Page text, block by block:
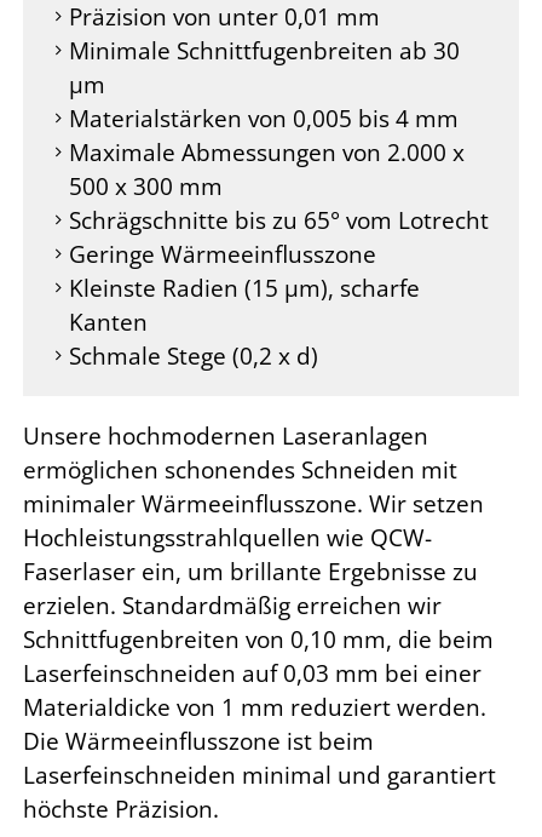
Präzision von unter 0,01 mm
Minimale Schnittfugenbreiten ab 30
µm
Materialstärken von 0,005 bis 4 mm
Maximale Abmessungen von 2.000 x
500 x 300 mm
Schrägschnitte bis zu 65° vom Lotrecht
Geringe Wärmeeinflusszone
Kleinste Radien (15 µm), scharfe
Kanten
Schmale Stege (0,2 x d)
Unsere hochmodernen Laseranlagen
ermöglichen schonendes Schneiden mit
minimaler Wärmeeinflusszone. Wir setzen
Hochleistungsstrahlquellen wie QCW-
Faserlaser ein, um brillante Ergebnisse zu
erzielen. Standardmäßig erreichen wir
Schnittfugenbreiten von 0,10 mm, die beim
Laserfeinschneiden auf 0,03 mm bei einer
Materialdicke von 1 mm reduziert werden.
Die Wärmeeinflusszone ist beim
Laserfeinschneiden minimal und garantiert
höchste Präzision.